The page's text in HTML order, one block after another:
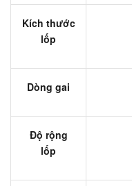
Kích thước
lốp
Dòng gai
Độ rộng
lốp